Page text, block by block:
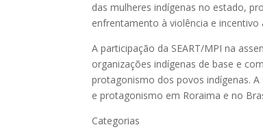
das mulheres indígenas no estado,
enfrentamento à violência e incentivo
A participação da SEART/MPI na
organizações indígenas de base e
protagonismo dos povos indígenas.
e protagonismo em Roraima e no
Categorias